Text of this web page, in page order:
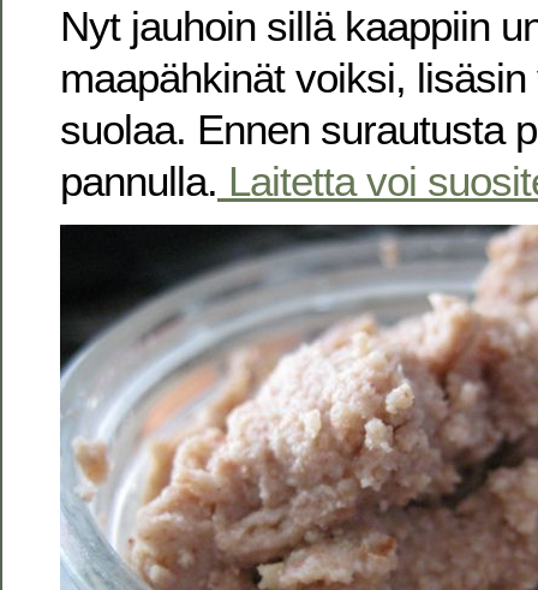
Nyt jauhoin sillä kaappiin
maapähkinät voiksi,
suolaa. Ennen surautusta
pannulla. Laitetta voi